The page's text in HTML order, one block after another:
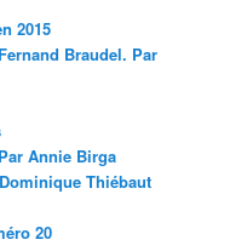
2015
Braudel. Par
Annie Birga
Thiébaut
20